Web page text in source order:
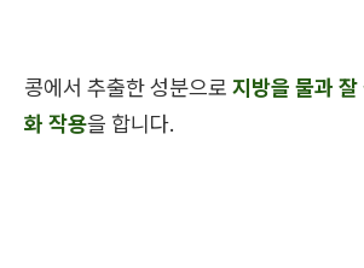
콩에서 추출한 성분으로 지방을 물과
화 작용을 합니다.